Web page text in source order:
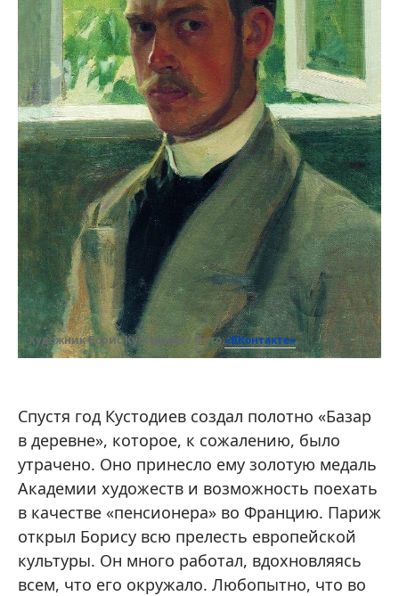
Художник Борис Кустодиев / Фото:«ВКонтакте»
Спустя год Кустодиев создал полотно «Базар
в деревне», которое, к сожалению, было
утрачено. Оно принесло ему золотую медаль
Академии художеств и возможность поехать
в качестве «пенсионера» во Францию. Париж
открыл Борису всю прелесть европейской
культуры. Он много работал, вдохновляясь
всем, что его окружало. Любопытно, что во